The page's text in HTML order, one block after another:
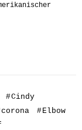
#Cindy
corona #Elbow